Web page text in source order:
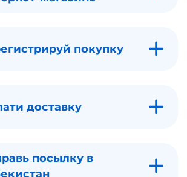
покупку
доставку
посылку в